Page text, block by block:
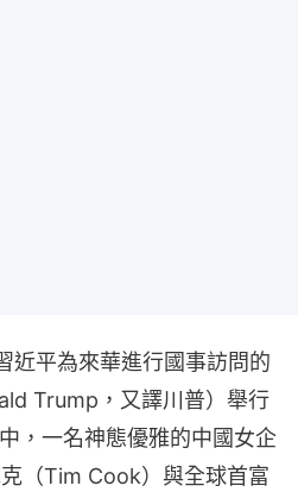
近平為來華進行國事訪問的
Trump，又譯川普）舉行
，一名神態優雅的中國女企
（Tim Cook）與全球首富